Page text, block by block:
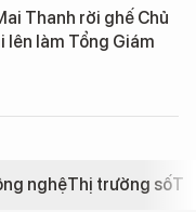
Thanh rời ghế Chủ
lên làm Tổng Giám
nghệThị trường số